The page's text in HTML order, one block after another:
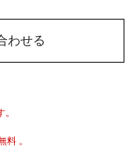
わせる
料 。